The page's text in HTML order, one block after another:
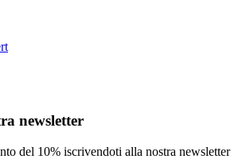
newsletter
del 10% iscrivendoti alla nostra newsletter